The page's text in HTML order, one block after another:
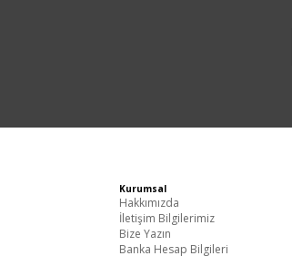
Kurumsal
Hakkımızda
İletişim Bilgilerimiz
Bize Yazın
Banka Hesap Bilgileri